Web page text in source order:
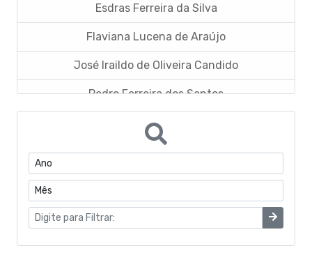
Esdras Ferreira da Silva
Flaviana Lucena de Araújo
José Iraildo de Oliveira Candido
Pedro Ferreira dos Santos
José dos Santos Silva Almeisa
José Iraildo de Oliveira Candido Filho
Francisco de Assis Lucena de Oliveira
DIEGO DA SILVA GOMES